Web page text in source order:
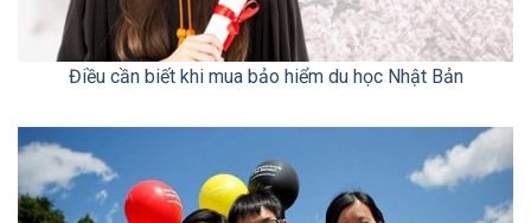
Điều cần biết khi mua bảo hiểm du học Nhật Bản